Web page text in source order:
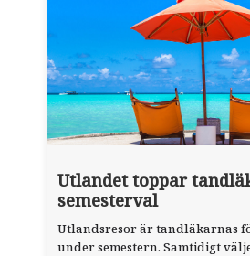
Utlandet toppar
semesterval
Utlandsresor är tandläkarnas
under semestern. Samtidigt